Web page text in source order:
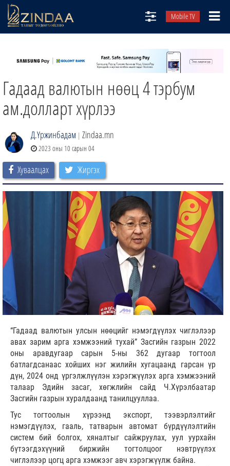
Mobile TV
ТВ8
ӨГЛӨӨНИЙ СОНИН
АУДИО ЗОХИОЛ
ЗИНДАА СЭТГҮҮЛ
Гадаад валютын нөөц 4 тэрбум
ам.долларт хүрлээ
Д.Үржинбадам | Zindaa.mn
2023 оны 10 сарын 04
Хуваалцах Жиргэх
“Гадаад валютын улсын нөөцийг нэмэгдүүлэх чиглэлээр
авах зарим арга хэмжээний тухай” Засгийн газрын 2022
оны аравдугаар сарын 5-ны 362 дугаар тогтоол
батлагдсанаас хойших нэг жилийн хугацаанд гарсан үр
дүн, 2024 онд үргэлжлүүлэн хэрэгжүүлэх арга хэмжээний
талаар Эдийн засаг, хөгжлийн сайд Ч.Хүрэлбаатар
Засгийн газрын хуралдаанд танилцууллаа.
Тус тогтоолын хүрээнд экспорт, тээвэрлэлтийг
нэмэгдүүлэх, гааль, татварын автомат бүрдүүлэлтийн
систем бий болгох, хяналтыг сайжруулах, уул уурхайн
бүтээгдэхүүний биржийн тогтолцоог нэвтрүүлэх
чиглэлээр цогц арга хэмжээг авч хэрэгжүүлж байна.